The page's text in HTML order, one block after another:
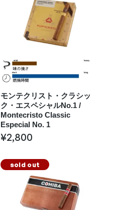
モンテクリスト・クラシッ
ク・エスペシャルNo.1 /
Montecristo Classic
Especial No. 1
¥2,800
sold out